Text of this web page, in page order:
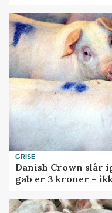
GRISE
Danish Crown slår
gab er 3 kroner –